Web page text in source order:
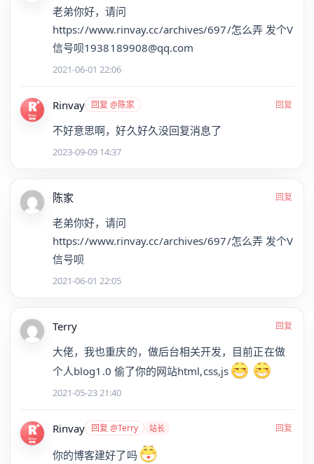
老弟你好，请问
https://www.rinvay.cc/archives/697/怎么弄 发个V
信号呗1938189908@qq.com
2021-06-01 22:06
Rinvay 回复 @陈家 回复
不好意思啊，好久好久没回复消息了
2023-09-09 14:37
陈家 回复
老弟你好，请问
https://www.rinvay.cc/archives/697/怎么弄 发个V
信号呗
2021-06-01 22:05
Terry 回复
大佬，我也重庆的，做后台相关开发，目前正在做
个人blog1.0 偷了你的网站html,css,js
2021-05-23 21:40
Rinvay 回复 @Terry 站长 回复
你的博客建好了吗